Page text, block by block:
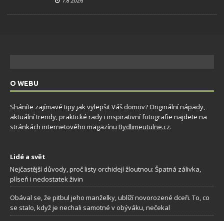
O WEBU
Sháníte zajímavé tipy jak vylepšit Váš domov? Originální nápady,
aktuální trendy, praktické rady i inspirativní fotografie najdete na
stránkách internetového magazínu Bydlimeutulne.cz.
Lidé a svět
Nejčastější důvody, proč listy orchidejí žloutnou: Špatná zálivka,
plíseň i nedostatek živin
Obával se, že pitbul jeho manželky, ublíží novorozené dceři. To, co
se stalo, když je nechali samotné v obýváku, nečekal